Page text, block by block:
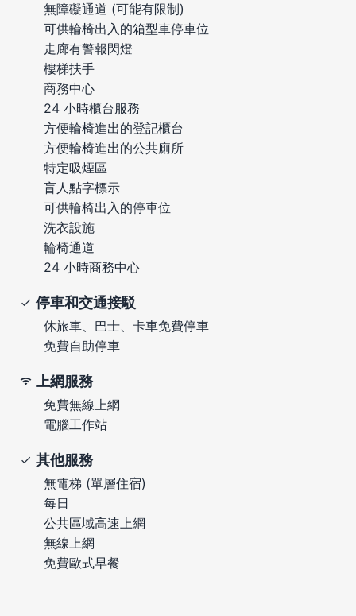
無障礙通道 (可能有限制)
可供輪椅出入的箱型車停車位
走廊有警報閃燈
樓梯扶手
商務中心
24 小時櫃台服務
方便輪椅進出的登記櫃台
方便輪椅進出的公共廁所
特定吸煙區
盲人點字標示
可供輪椅出入的停車位
洗衣設施
輪椅通道
24 小時商務中心
停車和交通接駁
休旅車、巴士、卡車免費停車
免費自助停車
上網服務
免費無線上網
電腦工作站
其他服務
無電梯 (單層住宿)
每日
公共區域高速上網
無線上網
免費歐式早餐